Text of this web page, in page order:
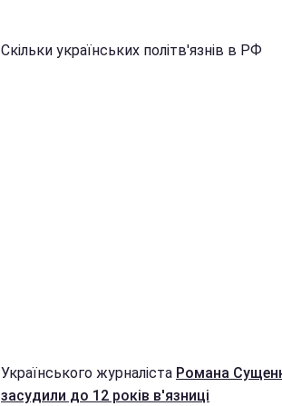
Скільки українських політв'язнів в РФ
Українського журналіста Романа
засудили до 12 років в'язниці